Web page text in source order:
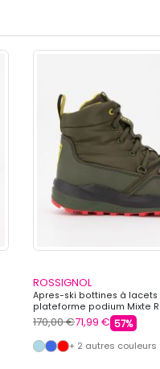
ROSSIGNOL
Apres-ski bottines à lacets
plateforme podium Mixte
170,00 €71,99 € 57%
+ 2 autres couleurs